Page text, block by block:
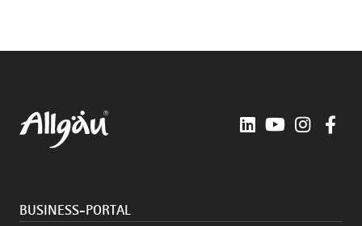
LinkedInYouTube
BUSINESS-PORTAL